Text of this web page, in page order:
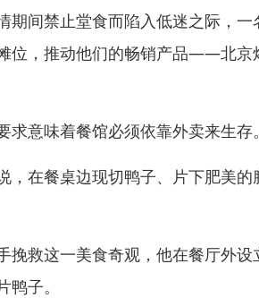
间禁止堂食而陷入低迷之际，一
位，推动他们的畅销产品——北
意味着餐馆必须依靠外卖来生存。
在餐桌边现切鸭子、片下肥美的
救这一美食奇观，他在餐厅外设
子。